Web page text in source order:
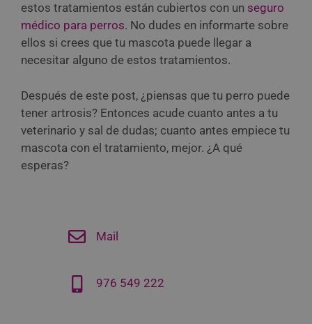
estos tratamientos están cubiertos con un seguro
médico para perros. No dudes en informarte sobre
ellos si crees que tu mascota puede llegar a
necesitar alguno de estos tratamientos.
Después de este post, ¿piensas que tu perro puede
tener artrosis? Entonces acude cuanto antes a tu
veterinario y sal de dudas; cuanto antes empiece tu
mascota con el tratamiento, mejor. ¿A qué
esperas?
Mail
976 549 222